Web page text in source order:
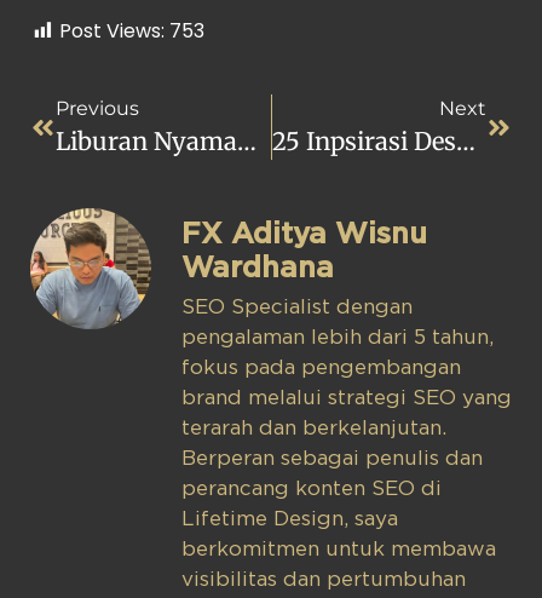
Post Views: 753
Previous
Liburan Nyaman, Ini Dia 3 Hotel Rekomendasi Di Bandung!
Next
25 Inpsirasi Desain Ruang Baca Minimalis Terbaru, Dijamin Betah!
FX Aditya Wisnu
Wardhana
SEO Specialist dengan
pengalaman lebih dari 5 tahun,
fokus pada pengembangan
brand melalui strategi SEO yang
terarah dan berkelanjutan.
Berperan sebagai penulis dan
perancang konten SEO di
Lifetime Design, saya
berkomitmen untuk membawa
visibilitas dan pertumbuhan